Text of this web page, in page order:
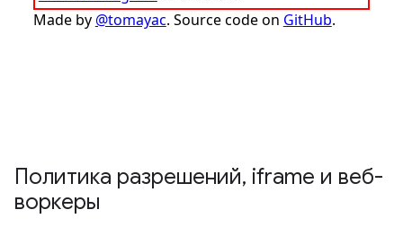
Политика разрешений, iframe и веб-
воркеры